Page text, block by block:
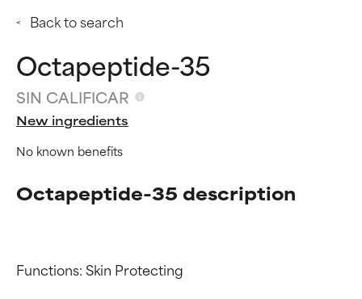
Back to search
Octapeptide-35
SIN CALIFICAR
New ingredients
No known benefits
Octapeptide-35 description
Functions: Skin Protecting